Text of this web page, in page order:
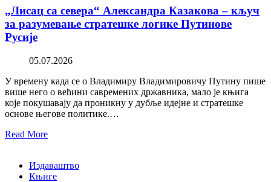
„Лисац са севера“ Александра Казакова – кључ
за разумевање стратешке логике Путинове
Русије
05.07.2026
У времену када се о Владимиру Владимировичу Путину пише
више него о већини савремених државника, мало је књига
које покушавају да проникну у дубље идејне и стратешке
основе његове политике.…
Read More
Издаваштво
Књиге